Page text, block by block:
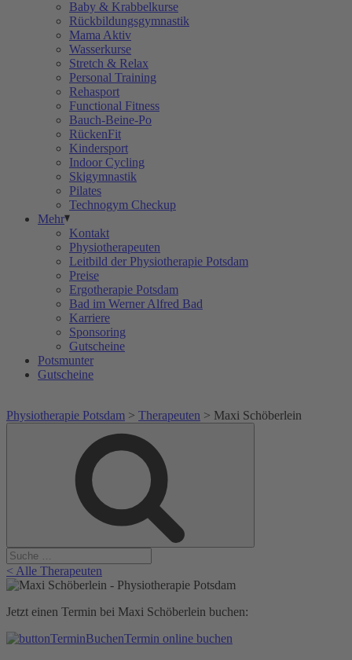
Baby & Krabbelkurse
Rückbildungsgymnastik
Mama Aktiv
Wasserkurse
Stretch & Relax
Personal Training
Rehasport
Functional Fitness
Bauch-Beine-Po
RückenFit
Kindersport
Indoor Cycling
Skigymnastik
Pilates
Technogym Checkup
Mehr
Kontakt
Physiotherapeuten
Leitbild der Physiotherapie Potsdam
Preise
Ergotherapie Potsdam
Bad im Werner Alfred Bad
Karriere
Sponsoring
Gutscheine
Potsmunter
Gutscheine
Physiotherapie Potsdam > Therapeuten > Maxi Schöberlein
< Alle Therapeuten
Jetzt einen Termin bei Maxi Schöberlein buchen:
Termin online buchen